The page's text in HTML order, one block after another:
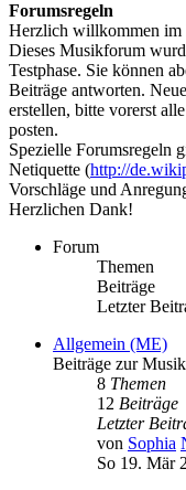
Forumsregeln
Herzlich willkommen im
Dieses Musikforum
Testphase. Sie können
Beiträge antworten.
erstellen, bitte vorerst
posten.
Spezielle Forumsregeln
Netiquette (http://
Vorschläge und
Herzlichen Dank!
Forum
Themen
Beiträge
Letzter
Allgemein (ME)
Beiträge zur
8 Themen
12 Beiträge
Letzter
von Sophia
So 19. Mär